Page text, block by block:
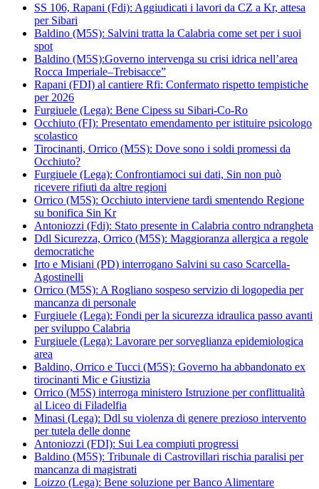
SS 106, Rapani (Fdi): Aggiudicati i lavori da CZ a Kr, attesa
per Sibari
Baldino (M5S): Salvini tratta la Calabria come set per i suoi
spot
Baldino (M5S):Governo intervenga su crisi idrica nell’area
Rocca Imperiale–Trebisacce”
Rapani (FDI) al cantiere Rfi: Confermato rispetto tempistiche
per 2026
Furgiuele (Lega): Bene Cipess su Sibari-Co-Ro
Occhiuto (FI): Presentato emendamento per istituire psicologo
scolastico
Tirocinanti, Orrico (M5S): Dove sono i soldi promessi da
Occhiuto?
Furgiuele (Lega): Confrontiamoci sui dati, Sin non può
ricevere rifiuti da altre regioni
Orrico (M5S): Occhiuto interviene tardi smentendo Regione
su bonifica Sin Kr
Antoniozzi (Fdi): Stato presente in Calabria contro ndrangheta
Ddl Sicurezza, Orrico (M5S): Maggioranza allergica a regole
democratiche
Irto e Misiani (PD) interrogano Salvini su caso Scarcella-
Agostinelli
Orrico (M5S): A Rogliano sospeso servizio di logopedia per
mancanza di personale
Furgiuele (Lega): Fondi per la sicurezza idraulica passo avanti
per sviluppo Calabria
Furgiuele (Lega): Lavorare per sorveglianza epidemiologica
area
Baldino, Orrico e Tucci (M5S): Governo ha abbandonato ex
tirocinanti Mic e Giustizia
Orrico (M5S) interroga ministero Istruzione per conflittualità
al Liceo di Filadelfia
Minasi (Lega): Ddl su violenza di genere prezioso intervento
per tutela delle donne
Antoniozzi (FDI): Sui Lea compiuti progressi
Baldino (M5S): Tribunale di Castrovillari rischia paralisi per
mancanza di magistrati
Loizzo (Lega): Bene soluzione per Banco Alimentare